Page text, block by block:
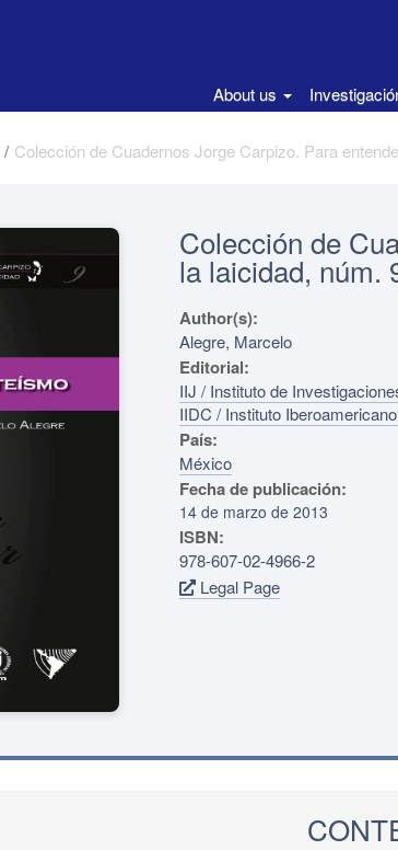
About us
/
Colección de
la laicidad, núm.
Author(s):
Alegre, Marcelo
Editorial:
IIJ / Instituto de
IIDC / Instituto
País:
México
Fecha de publicación:
14 de marzo de 2013
ISBN:
978-607-02-4966-2
Legal Page